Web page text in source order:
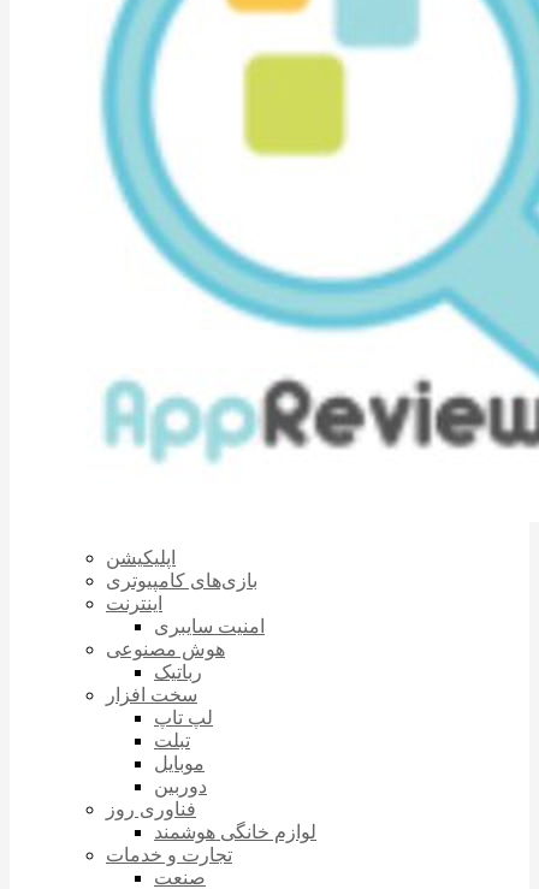
اپلیکیشن
بازی‌های کامپیوتری
اینترنت
امنیت سایبری
هوش مصنوعی
رباتیک
سخت افزار
لپ تاپ
تبلت
موبایل
دوربین
فناوری روز
لوازم خانگی هوشمند
تجارت و خدمات
صنعت